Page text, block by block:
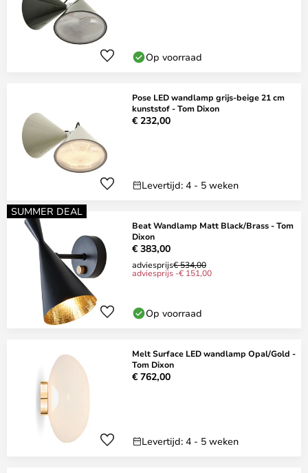
Op voorraad
Pose LED wandlamp grijs-beige 21 cm
kunststof - Tom Dixon
€ 232,00
Levertijd: 4 - 5 weken
SUMMER DEAL
Beat Wandlamp Matt Black/Brass - Tom
Dixon
€ 383,00
adviesprijs€ 534,00
adviesprijs -€ 151,00
Op voorraad
Melt Surface LED wandlamp Opal/Gold -
Tom Dixon
€ 762,00
Levertijd: 4 - 5 weken